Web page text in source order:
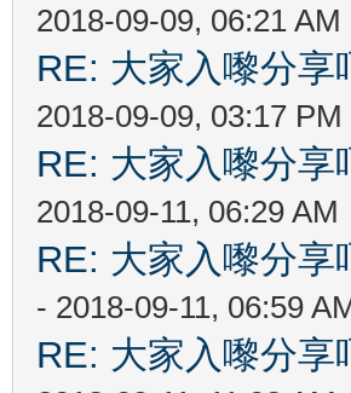
2018-09-09, 06:21 AM
RE: 大家入嚟分
2018-09-09, 03:17 PM
RE: 大家入嚟分
2018-09-11, 06:29 AM
RE: 大家入嚟分
- 2018-09-11, 06:59
RE: 大家入嚟分